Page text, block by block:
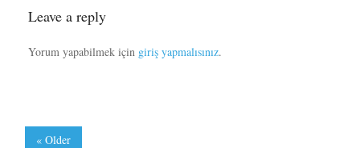
Leave a reply
Yorum yapabilmek için giriş yapmalısınız.
« Older